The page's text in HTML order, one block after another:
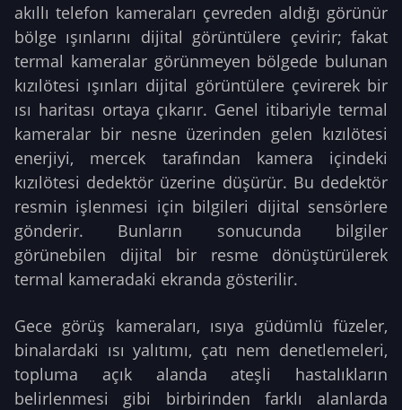
akıllı telefon kameraları çevreden aldığı görünür
bölge ışınlarını dijital görüntülere çevirir; fakat
termal kameralar görünmeyen bölgede bulunan
kızılötesi ışınları dijital görüntülere çevirerek bir
ısı haritası ortaya çıkarır. Genel itibariyle termal
kameralar bir nesne üzerinden gelen kızılötesi
enerjiyi, mercek tarafından kamera içindeki
kızılötesi dedektör üzerine düşürür. Bu dedektör
resmin işlenmesi için bilgileri dijital sensörlere
gönderir. Bunların sonucunda bilgiler
görünebilen dijital bir resme dönüştürülerek
termal kameradaki ekranda gösterilir.
Gece görüş kameraları, ısıya güdümlü füzeler,
binalardaki ısı yalıtımı, çatı nem denetlemeleri,
topluma açık alanda ateşli hastalıkların
belirlenmesi gibi birbirinden farklı alanlarda